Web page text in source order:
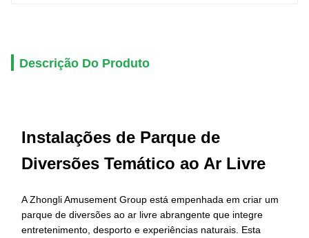
Descrição Do Produto
Instalações de Parque de
Diversões Temático ao Ar Livre
A Zhongli Amusement Group está empenhada em criar um
parque de diversões ao ar livre abrangente que integre
entretenimento, desporto e experiências naturais. Esta